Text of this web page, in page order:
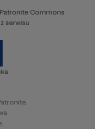
Patronite Commons
serwisu